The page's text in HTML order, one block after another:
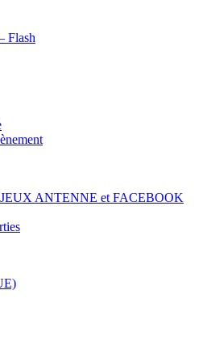
Flash
ANTENNE et FACEBOOK